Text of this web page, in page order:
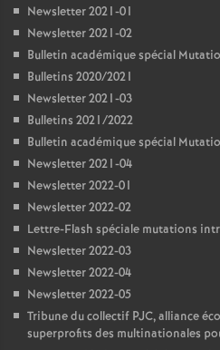
Newsletter 2021-01
Newsletter 2021-02
Bulletin académique spécial
Bulletins 2020/2021
Newsletter 2021-03
Bulletins 2021/2022
Bulletin académique spécial
Newsletter 2021-04
Newsletter 2022-01
Newsletter 2022-02
Lettre-Flash spéciale mutations
Newsletter 2022-03
Newsletter 2022-04
Newsletter 2022-05
Tribune du collectif PJC, alliance
superprofits des multinationales